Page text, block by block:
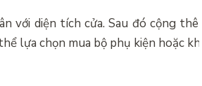
với diện tích cửa. Sau đó cộng
lựa chọn mua bộ phụ kiện hoặc